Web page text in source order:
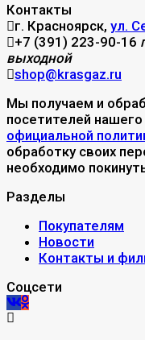
Контакты
г. Красноярск, ул.
+7 (391) 223-90-16
выходной
shop@krasgaz.ru
Мы получаем и
посетителей
официальной
обработку своих
необходимо
Разделы
Покупателям
Новости
Контакты и
Соцсети